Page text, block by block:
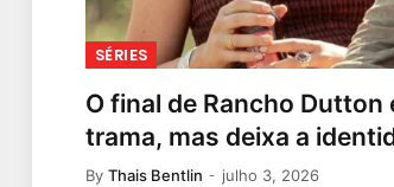
SÉRIES
O final de Rancho Dutton
trama, mas deixa a
By Thais Bentlin julho 3, 2026